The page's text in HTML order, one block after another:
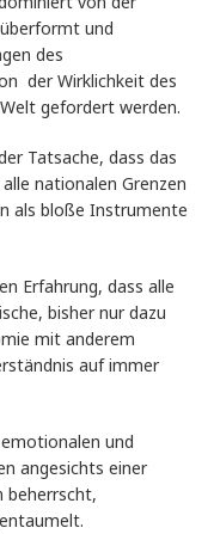
und
des
der Wirklichkeit des
gefordert werden.
Tatsache, dass das
nationalen Grenzen
als bloße Instrumente
Erfahrung, dass alle
bisher nur dazu
mit anderem
auf immer
und
angesichts einer
beherrscht,